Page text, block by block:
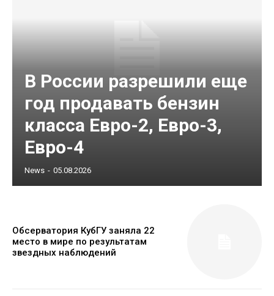
В России разрешили еще
год продавать бензин
класса Евро-2, Евро-3,
Евро-4
News - 05.08.2026
Обсерватория КубГУ заняла 22
место в мире по результатам
звездных наблюдений